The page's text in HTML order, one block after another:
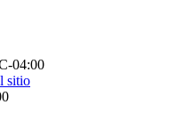
04:00
sitio